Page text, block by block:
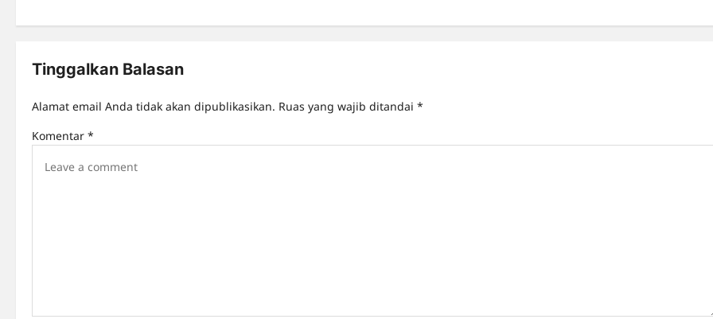
a
v
i
Tinggalkan Balasan
Alamat email Anda tidak akan dipublikasikan. Ruas yang wajib ditandai *
Komentar *